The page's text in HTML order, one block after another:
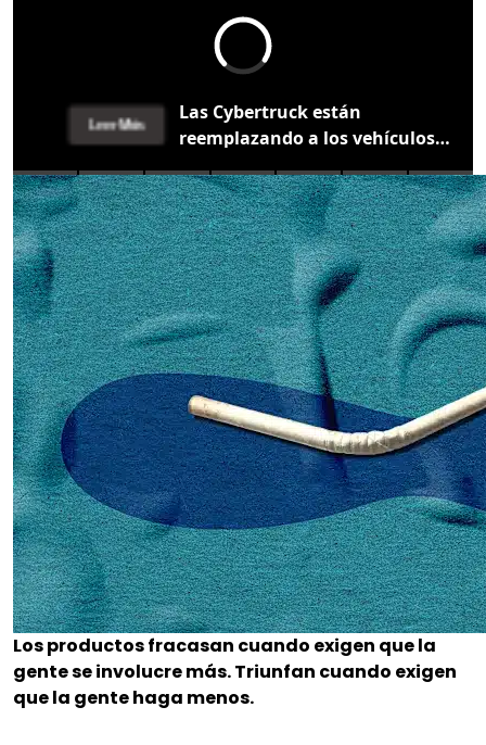
Las Cybertruck están
reemplazando a los vehículos
en los lanzamientos de SpaceX
Leer Más
Los productos fracasan cuando exigen que la
gente se involucre más. Triunfan cuando exigen
que la gente haga menos.